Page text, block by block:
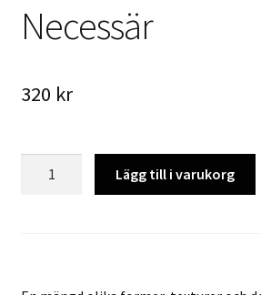
Necessär
320 kr
Lägg till i varukorg